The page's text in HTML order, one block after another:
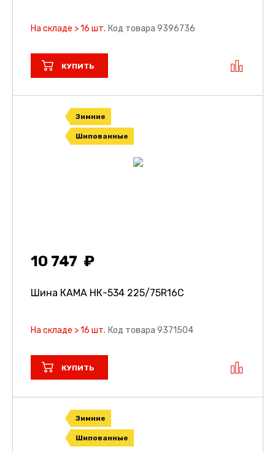
На складе > 16 шт. Код товара 9396736
КУПИТЬ
Зимние
Шипованные
10 747
Шина КАМА НК-534 225/75R16C
На складе > 16 шт. Код товара 9371504
КУПИТЬ
Зимние
Шипованные